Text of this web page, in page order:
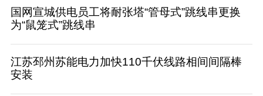
国网宣城供电员工将耐张塔“管母式”跳线串更换
为“鼠笼式”跳线串
江苏邳州苏能电力加快110千伏线路相间间隔棒
安装